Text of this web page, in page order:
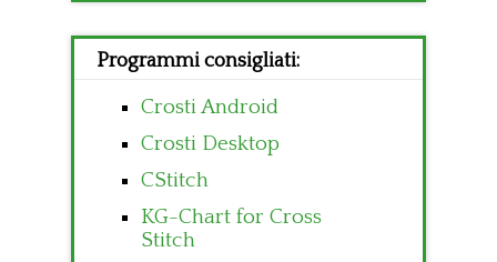
Programmi consigliati:
Crosti Android
Crosti Desktop
CStitch
KG-Chart for Cross
Stitch